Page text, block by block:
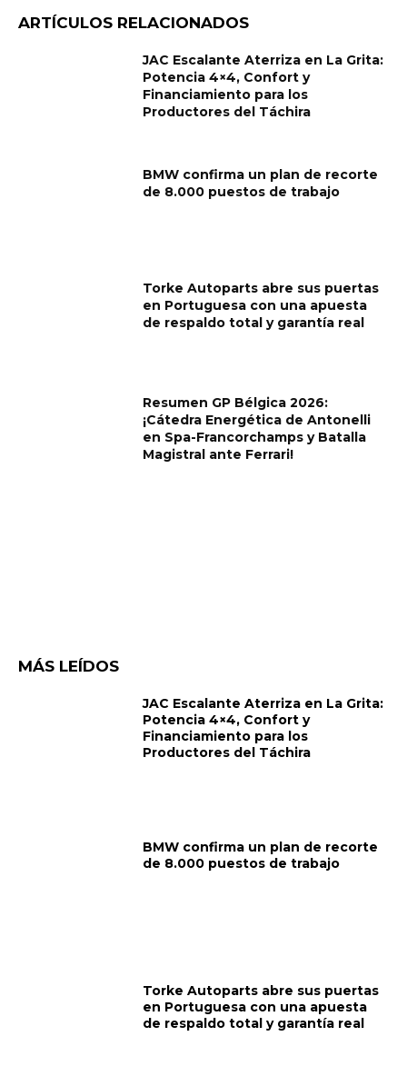
ARTÍCULOS RELACIONADOS
JAC Escalante Aterriza en La Grita:
Potencia 4×4, Confort y
Financiamiento para los
Productores del Táchira
BMW confirma un plan de recorte
de 8.000 puestos de trabajo
Torke Autoparts abre sus puertas
en Portuguesa con una apuesta
de respaldo total y garantía real
Resumen GP Bélgica 2026:
¡Cátedra Energética de Antonelli
en Spa-Francorchamps y Batalla
Magistral ante Ferrari!
MÁS LEÍDOS
JAC Escalante Aterriza en La Grita:
Potencia 4×4, Confort y
Financiamiento para los
Productores del Táchira
BMW confirma un plan de recorte
de 8.000 puestos de trabajo
Torke Autoparts abre sus puertas
en Portuguesa con una apuesta
de respaldo total y garantía real